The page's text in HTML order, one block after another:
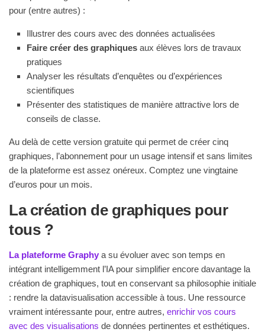
pour (entre autres) :
Illustrer des cours avec des données actualisées
Faire créer des graphiques aux élèves lors de travaux
pratiques
Analyser les résultats d’enquêtes ou d’expériences
scientifiques
Présenter des statistiques de manière attractive lors de
conseils de classe.
Au delà de cette version gratuite qui permet de créer cinq
graphiques, l’abonnement pour un usage intensif et sans limites
de la plateforme est assez onéreux. Comptez une vingtaine
d’euros pour un mois.
La création de graphiques pour
tous ?
La plateforme Graphy a su évoluer avec son temps en
intégrant intelligemment l’IA pour simplifier encore davantage la
création de graphiques, tout en conservant sa philosophie initiale
: rendre la datavisualisation accessible à tous. Une ressource
vraiment intéressante pour, entre autres, enrichir vos cours
avec des visualisations de données pertinentes et esthétiques.